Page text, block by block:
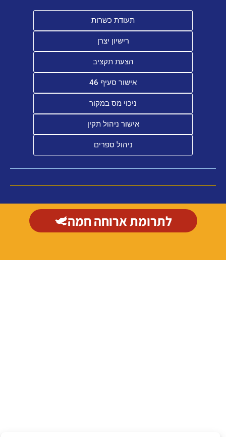
תעודת כשרות
רישיון יצרן
הצעת תקציב
אישור סעיף 46
ניכוי מס במקור
אישור ניהול תקין
ניהול ספרים
לתרומת ארוחה חמה